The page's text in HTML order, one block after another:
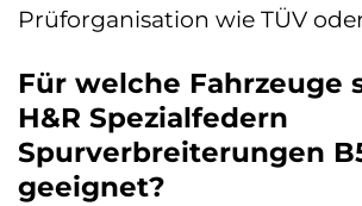
Prüforganisation wie TÜV
Für welche Fahrzeuge
H&R Spezialfedern
Spurverbreiterungen
geeignet?